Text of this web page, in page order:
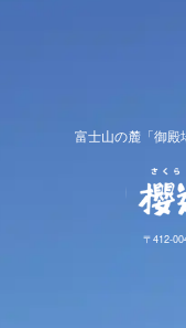
富士山の麓「御殿
〒412-